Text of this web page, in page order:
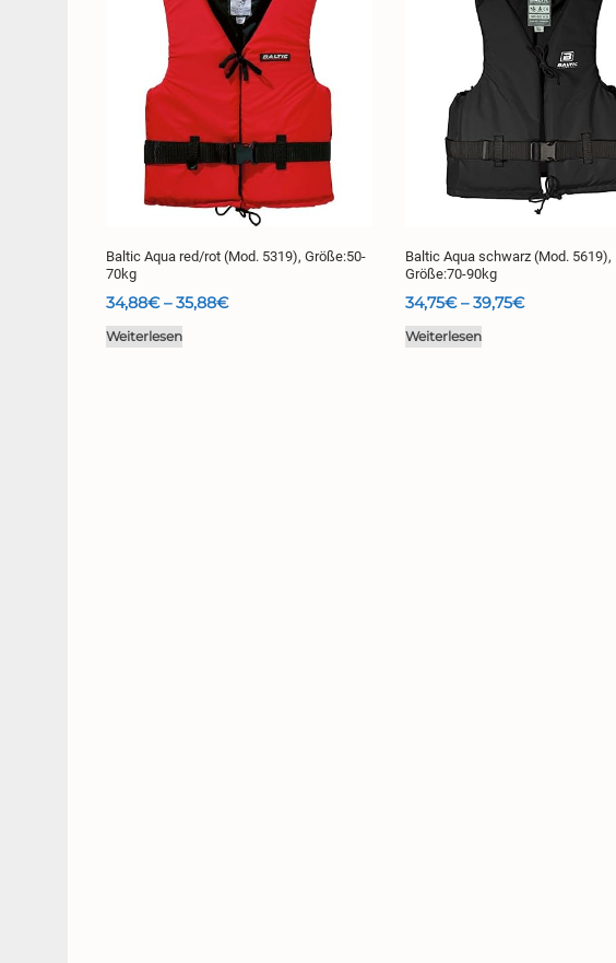
Baltic Aqua red/rot (Mod. 5319), Größe:50-
70kg
34,88€ –35,88€Preisspanne:
Weiterlesen
Baltic Aqua schwarz (Mod. 5619),
Größe:70-90kg
34,75€ –39,75€Preisspanne:
Weiterlesen